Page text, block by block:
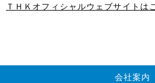
ＴＨＫオフィシャルウェブサイトは
会社案内